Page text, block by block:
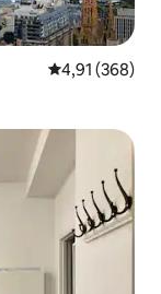
Évaluation
4,91 (368)